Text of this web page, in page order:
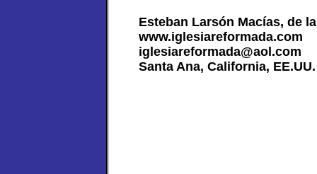
Esteban Larsón Macías, de
www.iglesiareformada.com
iglesiareformada@aol.com
Santa Ana, California, EE.UU.